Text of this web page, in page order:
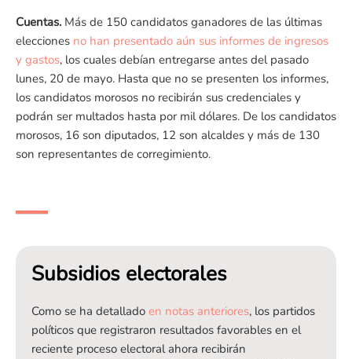
Cuentas.Más de 150 candidatos ganadores de las últimas
elecciones no han presentado aún sus informes de ingresos
y gastos, los cuales debían entregarse antes del pasado
lunes, 20 de mayo. Hasta que no se presenten los informes,
los candidatos morosos no recibirán sus credenciales y
podrán ser multados hasta por mil dólares. De los candidatos
morosos, 16 son diputados, 12 son alcaldes y más de 130
son representantes de corregimiento.
Subsidios electorales
Como se ha detallado en notas anteriores, los partidos
políticos que registraron resultados favorables en el
reciente proceso electoral ahora recibirán